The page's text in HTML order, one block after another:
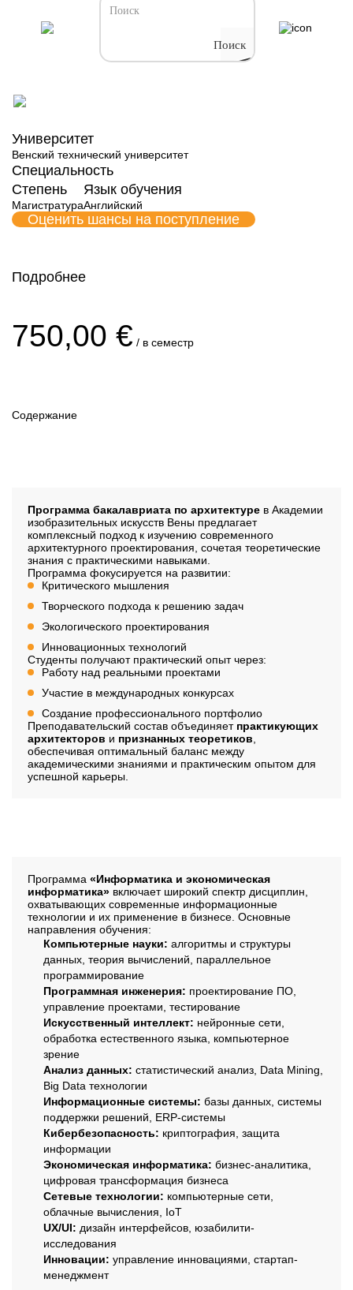
Поиск
Университет
Венский технический университет
Специальность
Степень
Магистратура
Язык обучения
Английский
Оценить шансы на поступление
Подробнее
Венский технический университет
Наличие вступительного
750,00 € / в семестр
Содержание
Программа бакалавриата по архитектуре в Академии
изобразительных искусств Вены предлагает
комплексный подход к изучению современного
архитектурного проектирования, сочетая теоретические
знания с практическими навыками.
Программа фокусируется на развитии:
Критического мышления
Творческого подхода к решению задач
Экологического проектирования
Инновационных технологий
Студенты получают практический опыт через:
Работу над реальными проектами
Участие в международных конкурсах
Создание профессионального портфолио
Преподавательский состав объединяет практикующих
архитекторов и признанных теоретиков
обеспечивая оптимальный баланс между
академическими знаниями и практическим опытом для
успешной карьеры.
Программа «Информатика и экономическая
информатика» включает широкий спектр дисциплин,
охватывающих современные информационные
технологии и их применение в бизнесе. Основные
направления обучения:
Компьютерные науки: алгоритмы и структуры
данных, теория вычислений, параллельное
программирование
Программная инженерия: проектирование ПО,
управление проектами, тестирование
Искусственный интеллект: нейронные сети,
обработка естественного языка, компьютерное
зрение
Анализ данных: статистический анализ, Data Mining,
Big Data технологии
Информационные системы: базы данных, системы
поддержки решений, ERP-системы
Кибербезопасность: криптография, защита
информации
Экономическая информатика: бизнес-аналитика,
цифровая трансформация бизнеса
Сетевые технологии: компьютерные сети,
облачные вычисления, IoT
UX/UI: дизайн интерфейсов, юзабилити-
исследования
Инновации: управление инновациями, стартап-
менеджмент